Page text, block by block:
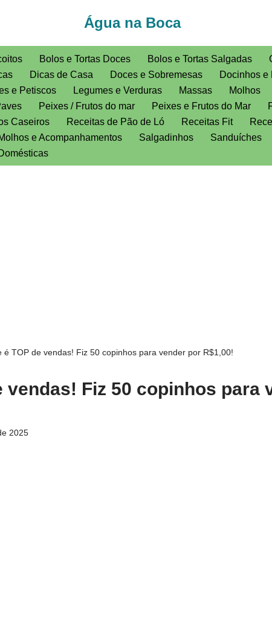
Água na Boca
Bolos e Tortas Doces Bolos e Tortas Salgadas
Dicas de Casa Doces e Sobremesas Docinhos e
e Petiscos Legumes e Verduras Massas Molhos
Peixes / Frutos do mar Peixes e Frutos do Mar
Caseiros Receitas de Pão de Ló Receitas Fit
e Acompanhamentos Salgadinhos Sanduíches
é TOP de vendas! Fiz 50 copinhos para vender por R$1,00!
vendas! Fiz 50 copinhos para
2025